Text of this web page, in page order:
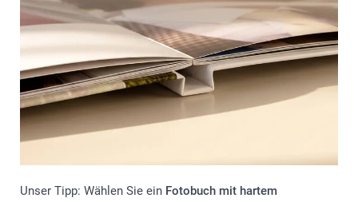
Unser Tipp: Wählen Sie ein Fotobuch mit hartem